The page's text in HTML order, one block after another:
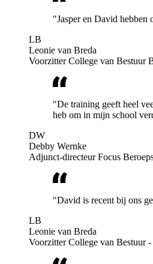
"Jasper en David hebben
LB
Leonie van Breda
Voorzitter College van Bestuur
"De training geeft heel
heb om in mijn school
DW
Debby Wernke
Adjunct-directeur Focus
"David is recent bij ons
LB
Leonie van Breda
Voorzitter College van Bestuur